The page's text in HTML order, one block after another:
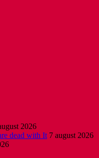
2026
dead with It 7 august 2026